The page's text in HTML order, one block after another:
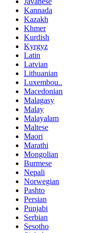
Kannada
Kazakh
Khmer
Kurdish
Kyrgyz
Latin
Latvian
Lithuanian
Luxembou..
Macedonian
Malagasy
Malay
Malayalam
Maltese
Maori
Marathi
Mongolian
Burmese
Nepali
Norwegian
Pashto
Persian
Punjabi
Serbian
Sesotho